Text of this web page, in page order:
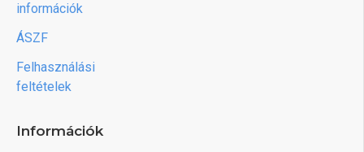
információk
ÁSZF
Felhasználási
feltételek
Információk